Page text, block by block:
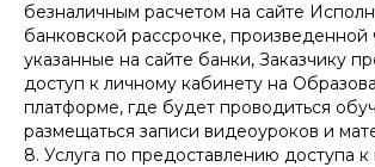
безналичным расчетом на сайте
банковской рассрочке, произведенной
указанные на сайте банки, Заказчику
доступ к личному кабинету на
платформе, где будет проводиться
размещаться записи видеоуроков и
8. Услуга по предоставлению доступа к